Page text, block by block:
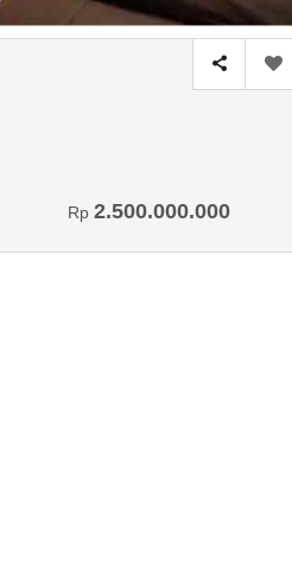
Rp 2.500.000.000